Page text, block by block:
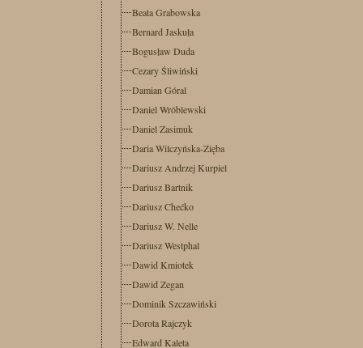
Beata Grabowska
Bernard Jaskuła
Bogusław Duda
Cezary Śliwiński
Damian Góral
Daniel Wróblewski
Daniel Zasimuk
Daria Wilczyńska-Zięba
Dariusz Andrzej Kurpiel
Dariusz Bartnik
Dariusz Chećko
Dariusz W. Nelle
Dariusz Westphal
Dawid Kmiotek
Dawid Zegan
Dominik Szczawiński
Dorota Rajczyk
Edward Kaleta